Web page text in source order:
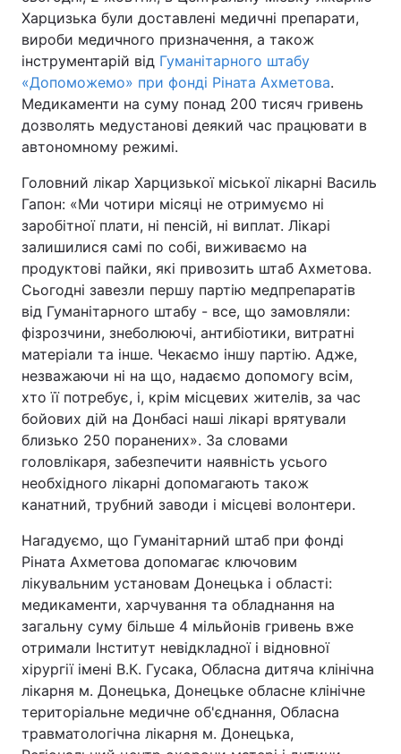
Головна Війна
Україна Політика
Економіка Світ
Спорт
Техно і зв'язок Лайт
Зброя Інциденти
Здоров'я Туризм
Цікавинки
Екологія Регіони
Лонгріди
Відео з Youtube Статті
Інтерв'ю
Архів Вакансії
Контакти
Послуги
Харцизька були доставлені медичні препарати,
вироби медичного призначення, а також
інструментарій від Гуманітарного штабу
«Допоможемо» при фонді Ріната Ахметова.
Медикаменти на суму понад 200 тисяч гривень
дозволять медустанові деякий час працювати в
автономному режимі.
Головний лікар Харцизької міської лікарні Василь
Гапон: «Ми чотири місяці не отримуємо ні
заробітної плати, ні пенсій, ні виплат. Лікарі
залишилися самі по собі, виживаємо на
продуктові пайки, які привозить штаб Ахметова.
Сьогодні завезли першу партію медпрепаратів
від Гуманітарного штабу - все, що замовляли:
фізрозчини, знеболюючі, антибіотики, витратні
матеріали та інше. Чекаємо іншу партію. Адже,
незважаючи ні на що, надаємо допомогу всім,
хто її потребує, і, крім місцевих жителів, за час
бойових дій на Донбасі наші лікарі врятували
близько 250 поранених». За словами
головлікаря, забезпечити наявність усього
необхідного лікарні допомагають також
канатний, трубний заводи і місцеві волонтери.
Нагадуємо, що Гуманітарний штаб при фонді
Ріната Ахметова допомагає ключовим
лікувальним установам Донецька і області:
медикаменти, харчування та обладнання на
загальну суму більше 4 мільйонів гривень вже
отримали Інститут невідкладної і відновної
хірургії імені В.К. Гусака, Обласна дитяча клінічна
лікарня м. Донецька, Донецьке обласне клінічне
територіальне медичне об'єднання, Обласна
травматологічна лікарня м. Донецька,